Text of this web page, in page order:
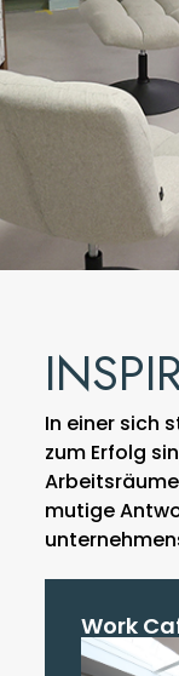
In einer sich
zum Erfolg
mutige
Work